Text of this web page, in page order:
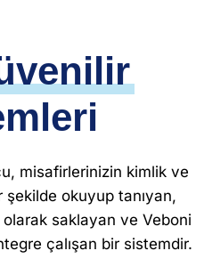
misafirlerinizin kimlik ve
şekilde okuyup tanıyan,
saklayan ve Veboni
çalışan bir sistemdir.